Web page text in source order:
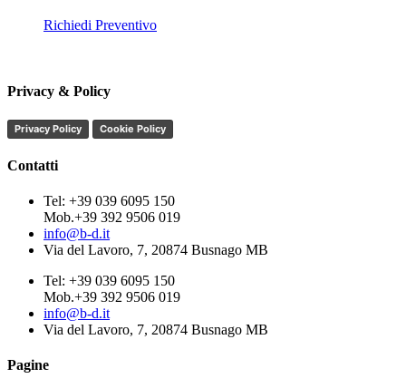
Richiedi Preventivo
Privacy & Policy
Privacy Policy Cookie Policy
Contatti
Tel: +39 039 6095 150
Mob.+39 392 9506 019
info@b-d.it
Via del Lavoro, 7, 20874 Busnago MB
Tel: +39 039 6095 150
Mob.+39 392 9506 019
info@b-d.it
Via del Lavoro, 7, 20874 Busnago MB
Pagine